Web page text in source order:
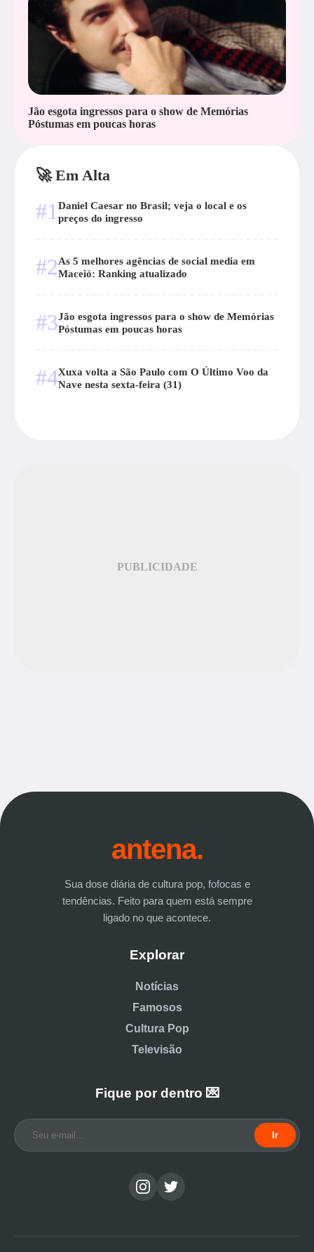
Jão esgota ingressos para o show de Memórias
Póstumas em poucas horas
🚀 Em Alta
#1Daniel Caesar no Brasil; veja o local e os
preços do ingresso
#2As 5 melhores agências de social media em
Maceió: Ranking atualizado
#3Jão esgota ingressos para o show de Memórias
Póstumas em poucas horas
#4Xuxa volta a São Paulo com O Último Voo da
Nave nesta sexta-feira (31)
PUBLICIDADE
antena.
Sua dose diária de cultura pop, fofocas e
tendências. Feito para quem está sempre
ligado no que acontece.
Explorar
Notícias
Famosos
Cultura Pop
Televisão
Fique por dentro 💌
Ir